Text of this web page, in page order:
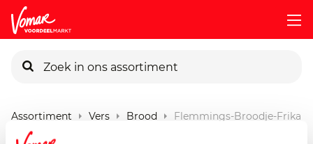
Assortiment Vers Brood Flemmings-Broodje-